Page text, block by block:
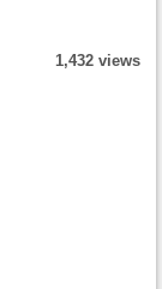
1,432 views